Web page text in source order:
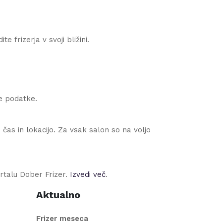
frizerja v svoji bližini.
podatke.
in lokacijo. Za vsak salon so na voljo
Dober Frizer. Izvedi več.
Aktualno
Frizer meseca